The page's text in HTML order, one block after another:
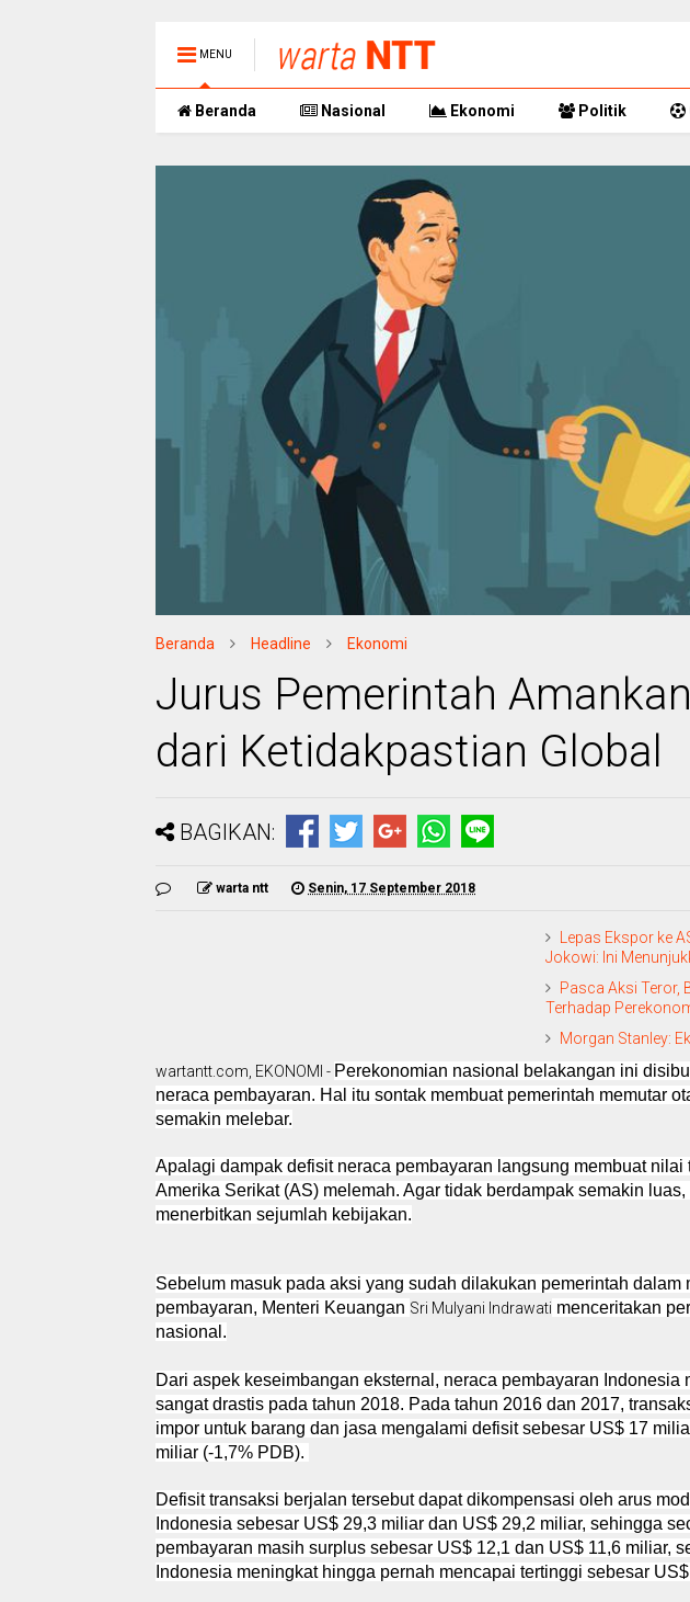
MENU
Beranda Nasional Ekonomi Politik
Beranda Headline Ekonomi
Jurus Pemerintah
dari Ketidakpastian Global
BAGIKAN:
warta ntt Senin, 17 September 2018
Lepas Ekspor ke
Jokowi: Ini
Pasca Aksi Teror,
Terhadap
Morgan Stanley:
wartantt.com, EKONOMI - Perekonomian nasional belakangan ini
neraca pembayaran. Hal itu sontak membuat pemerintah memutar
semakin melebar.
Apalagi dampak defisit neraca pembayaran langsung membuat nilai
Amerika Serikat (AS) melemah. Agar tidak berdampak semakin
menerbitkan sejumlah kebijakan.
Sebelum masuk pada aksi yang sudah dilakukan pemerintah dalam
pembayaran, Menteri Keuangan Sri Mulyani Indrawati menceritakan
nasional.
Dari aspek keseimbangan eksternal, neraca pembayaran Indonesia
sangat drastis pada tahun 2018. Pada tahun 2016 dan 2017,
impor untuk barang dan jasa mengalami defisit sebesar US$ 17
miliar (-1,7% PDB).
Defisit transaksi berjalan tersebut dapat dikompensasi oleh arus
Indonesia sebesar US$ 29,3 miliar dan US$ 29,2 miliar, sehingga
pembayaran masih surplus sebesar US$ 12,1 dan US$ 11,6 miliar,
Indonesia meningkat hingga pernah mencapai tertinggi sebesar